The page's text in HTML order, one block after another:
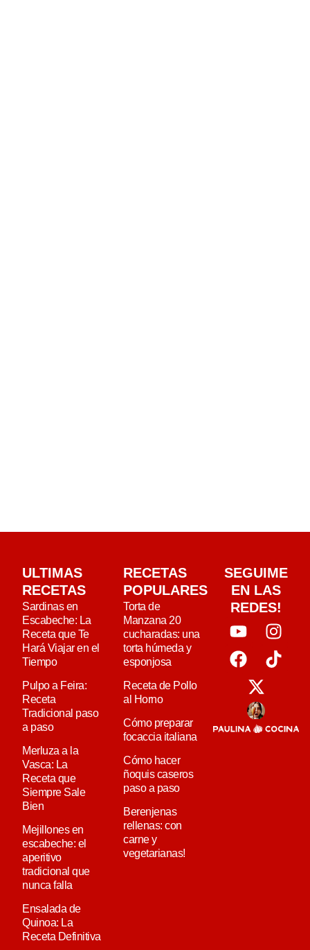
ULTIMAS
RECETAS
Sardinas en
Escabeche: La
Receta que Te
Hará Viajar en el
Tiempo
Pulpo a Feira:
Receta
Tradicional paso
a paso
Merluza a la
Vasca: La
Receta que
Siempre Sale
Bien
Mejillones en
escabeche: el
aperitivo
tradicional que
nunca falla
Ensalada de
Quinoa: La
Receta Definitiva
RECETAS
POPULARES
Torta de
Manzana 20
cucharadas: una
torta húmeda y
esponjosa
Receta de Pollo
al Horno
Cómo preparar
focaccia italiana
Cómo hacer
ñoquis caseros
paso a paso
Berenjenas
rellenas: con
carne y
vegetarianas!
SEGUIME
EN LAS
REDES!